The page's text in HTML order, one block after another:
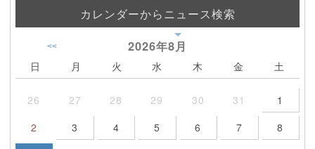
カレンダーからニュース検索
2026年8月
<<
日 月 火 水 木 金 土
26 27 28 29 30 31
1
2
3 4 5 6 7
8